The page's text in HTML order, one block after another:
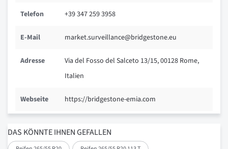
DAS KÖNNTE IHNEN GEFALLEN
Telefon +39 347 259 3958
E-Mail market.surveillance@bridgestone.eu
Adresse
Via del Fosso del Salceto 13/15, 00128 Rome,
Italien
Webseite https://bridgestone-emia.com